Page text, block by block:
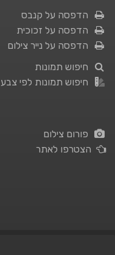
הדפסה על קנבס
הדפסה על זכוכית
הדפסה על נייר צילום
חיפוש תמונות
חיפוש תמונות לפי צבע
פורום צילום
הצטרפו לאתר